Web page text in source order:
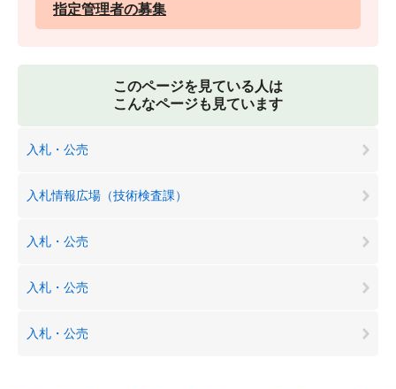
指定管理者の募集
このページを見ている人は
こんなページも見ています
入札・公売
入札情報広場（技術検査課）
入札・公売
入札・公売
入札・公売